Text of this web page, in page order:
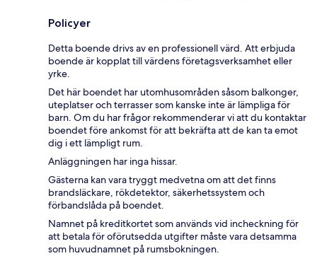
Policyer
Detta boende drivs av en professionell värd. Att erbjuda
boende är kopplat till värdens företagsverksamhet eller
yrke.
Det här boendet har utomhusområden såsom balkonger,
uteplatser och terrasser som kanske inte är lämpliga för
barn. Om du har frågor rekommenderar vi att du kontaktar
boendet före ankomst för att bekräfta att de kan ta emot
dig i ett lämpligt rum.
Anläggningen har inga hissar.
Gästerna kan vara tryggt medvetna om att det finns
brandsläckare, rökdetektor, säkerhetssystem och
förbandslåda på boendet.
Namnet på kreditkortet som används vid incheckning för
att betala för oförutsedda utgifter måste vara detsamma
som huvudnamnet på rumsbokningen.